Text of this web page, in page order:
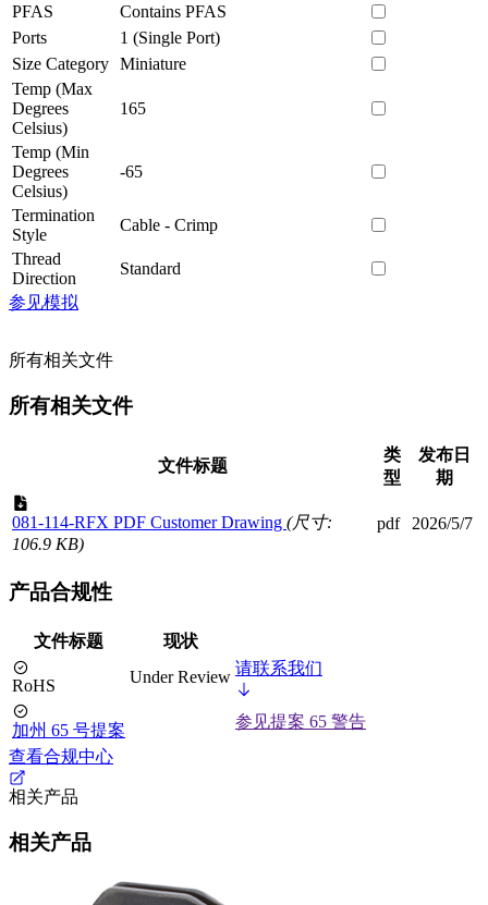
PFAS
Contains PFAS
Ports
1 (Single Port)
Size Category Miniature
Temp (Max
Degrees
Celsius)
165
Temp (Min
Degrees
Celsius)
-65
Termination
Style
Cable - Crimp
Thread
Direction
Standard
参见模拟
所有相关文件
所有相关文件
文件标题
类
型
发布日
期
081-114-RFX PDF Customer Drawing (尺寸:
106.9 KB)
pdf 2026/5/7
产品合规性
文件标题 现状
RoHS Under Review 请联系我们
加州 65 号提案
参见提案 65 警告
查看合规中心
相关产品
相关产品